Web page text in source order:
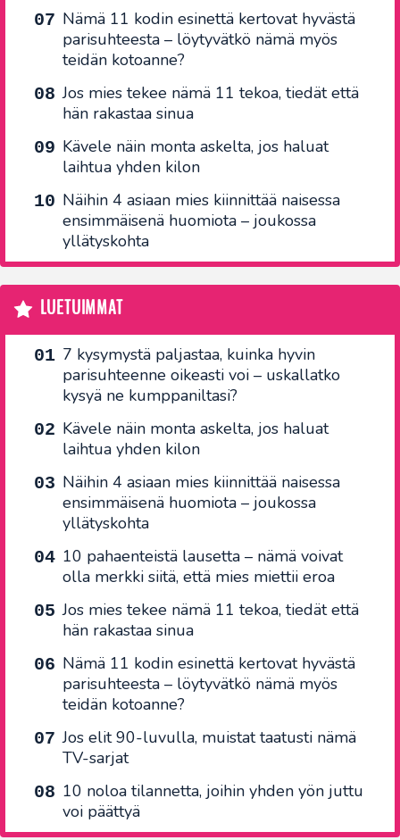
Nämä 11 kodin esinettä kertovat hyvästä
parisuhteesta – löytyvätkö nämä myös
teidän kotoanne?
Jos mies tekee nämä 11 tekoa, tiedät että
hän rakastaa sinua
Kävele näin monta askelta, jos haluat
laihtua yhden kilon
Näihin 4 asiaan mies kiinnittää naisessa
ensimmäisenä huomiota – joukossa
yllätyskohta
LUETUIMMAT
7 kysymystä paljastaa, kuinka hyvin
parisuhteenne oikeasti voi – uskallatko
kysyä ne kumppaniltasi?
Kävele näin monta askelta, jos haluat
laihtua yhden kilon
Näihin 4 asiaan mies kiinnittää naisessa
ensimmäisenä huomiota – joukossa
yllätyskohta
10 pahaenteistä lausetta – nämä voivat
olla merkki siitä, että mies miettii eroa
Jos mies tekee nämä 11 tekoa, tiedät että
hän rakastaa sinua
Nämä 11 kodin esinettä kertovat hyvästä
parisuhteesta – löytyvätkö nämä myös
teidän kotoanne?
Jos elit 90-luvulla, muistat taatusti nämä
TV-sarjat
10 noloa tilannetta, joihin yhden yön juttu
voi päättyä